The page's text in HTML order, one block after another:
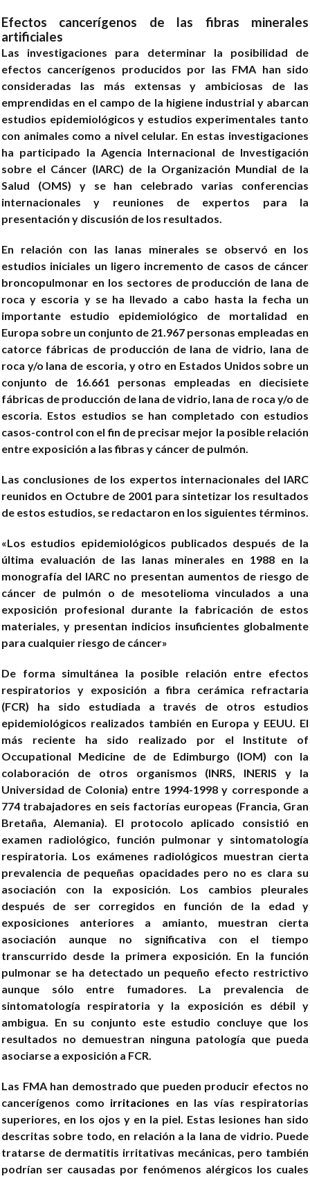
Efectos cancerígenos de las fibras minerales
artificiales
Las investigaciones para determinar la posibilidad de
efectos cancerígenos producidos por las FMA han sido
consideradas las más extensas y ambiciosas de las
emprendidas en el campo de la higiene industrial y abarcan
estudios epidemiológicos y estudios experimentales tanto
con animales como a nivel celular. En estas investigaciones
ha participado la Agencia Internacional de Investigación
sobre el Cáncer (IARC) de la Organización Mundial de la
Salud (OMS) y se han celebrado varias conferencias
internacionales y reuniones de expertos para la
presentación y discusión de los resultados.
En relación con las lanas minerales se observó en los
estudios iniciales un ligero incremento de casos de cáncer
broncopulmonar en los sectores de producción de lana de
roca y escoria y se ha llevado a cabo hasta la fecha un
importante estudio epidemiológico de mortalidad en
Europa sobre un conjunto de 21.967 personas empleadas en
catorce fábricas de producción de lana de vidrio, lana de
roca y/o lana de escoria, y otro en Estados Unidos sobre un
conjunto de 16.661 personas empleadas en diecisiete
fábricas de producción de lana de vidrio, lana de roca y/o de
escoria. Estos estudios se han completado con estudios
casos-control con el fin de precisar mejor la posible relación
entre exposición a las fibras y cáncer de pulmón.
Las conclusiones de los expertos internacionales del IARC
reunidos en Octubre de 2001 para sintetizar los resultados
de estos estudios, se redactaron en los siguientes términos.
«Los estudios epidemiológicos publicados después de la
última evaluación de las lanas minerales en 1988 en la
monografía del IARC no presentan aumentos de riesgo de
cáncer de pulmón o de mesotelioma vinculados a una
exposición profesional durante la fabricación de estos
materiales, y presentan indicios insuficientes globalmente
para cualquier riesgo de cáncer»
De forma simultánea la posible relación entre efectos
respiratorios y exposición a fibra cerámica refractaria
(FCR) ha sido estudiada a través de otros estudios
epidemiológicos realizados también en Europa y EEUU. El
más reciente ha sido realizado por el Institute of
Occupational Medicine de de Edimburgo (IOM) con la
colaboración de otros organismos (INRS, INERIS y la
Universidad de Colonia) entre 1994-1998 y corresponde a
774 trabajadores en seis factorías europeas (Francia, Gran
Bretaña, Alemania). El protocolo aplicado consistió en
examen radiológico, función pulmonar y sintomatología
respiratoria. Los exámenes radiológicos muestran cierta
prevalencia de pequeñas opacidades pero no es clara su
asociación con la exposición. Los cambios pleurales
después de ser corregidos en función de la edad y
exposiciones anteriores a amianto, muestran cierta
asociación aunque no significativa con el tiempo
transcurrido desde la primera exposición. En la función
pulmonar se ha detectado un pequeño efecto restrictivo
aunque sólo entre fumadores. La prevalencia de
sintomatología respiratoria y la exposición es débil y
ambigua. En su conjunto este estudio concluye que los
resultados no demuestran ninguna patología que pueda
asociarse a exposición a FCR.
Las FMA han demostrado que pueden producir efectos no
cancerígenos como irritaciones en las vías respiratorias
superiores, en los ojos y en la piel. Estas lesiones han sido
descritas sobre todo, en relación a la lana de vidrio. Puede
tratarse de dermatitis irritativas mecánicas, pero también
podrían ser causadas por fenómenos alérgicos los cuales